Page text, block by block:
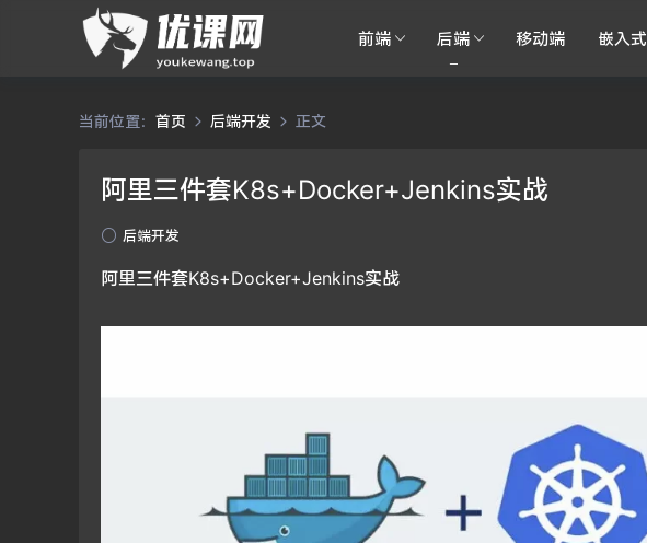
前端 后端 移动端 嵌入式
当前位置： 首页 后端开发 正文
阿里三件套K8s+Docker+Jenkins实战
后端开发
阿里三件套K8s+Docker+Jenkins实战